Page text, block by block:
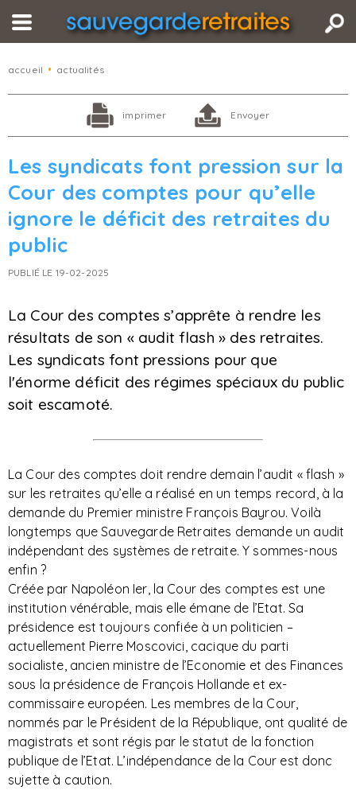
accueil • actualités
imprimer Envoyer
Les syndicats font pression sur la
Cour des comptes pour qu’elle
ignore le déficit des retraites du
public
PUBLIÉ LE 19-02-2025
La Cour des comptes s’apprête à rendre les
résultats de son « audit flash » des retraites.
Les syndicats font pressions pour que
l'énorme déficit des régimes spéciaux du public
soit escamoté.
La Cour des comptes doit rendre demain l’audit « flash »
sur les retraites qu’elle a réalisé en un temps record, à la
demande du Premier ministre François Bayrou. Voilà
longtemps que Sauvegarde Retraites demande un audit
indépendant des systèmes de retraite. Y sommes-nous
enfin ?
Créée par Napoléon Ier, la Cour des comptes est une
institution vénérable, mais elle émane de l’Etat. Sa
présidence est toujours confiée à un politicien –
actuellement Pierre Moscovici, cacique du parti
socialiste, ancien ministre de l’Economie et des Finances
sous la présidence de François Hollande et ex-
commissaire européen. Les membres de la Cour,
nommés par le Président de la République, ont qualité de
magistrats et sont régis par le statut de la fonction
publique de l’Etat. L’indépendance de la Cour est donc
sujette à caution.